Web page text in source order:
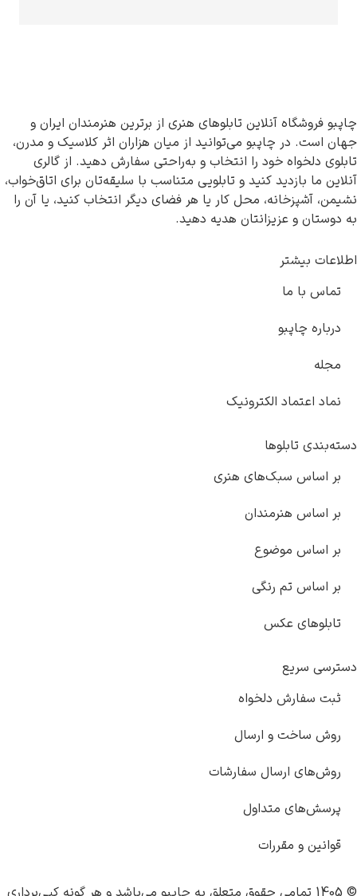
چاپبو فروشگاه آنلاین تابلوهای هنری از برترین هنرمندان ایران و
جهان است. در چاپبو می‌توانید از میان هزاران اثر کلاسیک و مدرن،
تابلوی دلخواه خود را انتخاب و به‌راحتی سفارش دهید. از گالری
آنلاین ما بازدید کنید و تابلویی متناسب با سلیقه‌تان برای اتاق‌خواب،
نشیمن، آشپزخانه، محل کار یا هر فضای دیگر انتخاب کنید، یا آن را
به دوستان و عزیزانتان هدیه دهید.
اطلاعات بیشتر
تماس با ما
درباره چاپبو
مجله
نماد اعتماد الکترونیک
دسته‌بندی تابلوها
بر اساس سبک‌های هنری
بر اساس هنرمندان
بر اساس موضوع
بر اساس تم رنگی
تابلوهای عکس
دسترسی سریع
ثبت سفارش دلخواه
روش ساخت و ارسال
روش‌های ارسال سفارشات
پرسش‌های متداول
قوانین و مقررات